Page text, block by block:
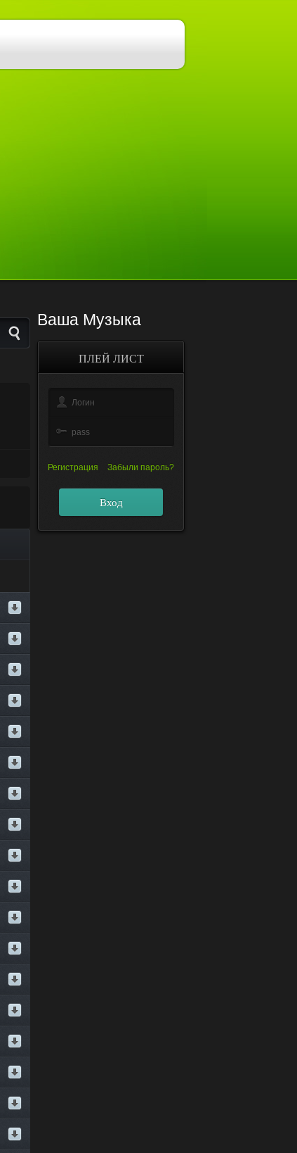
Ваша Музыка
ПЛЕЙ ЛИСТ
Регистрация Забыли пароль?
Вход